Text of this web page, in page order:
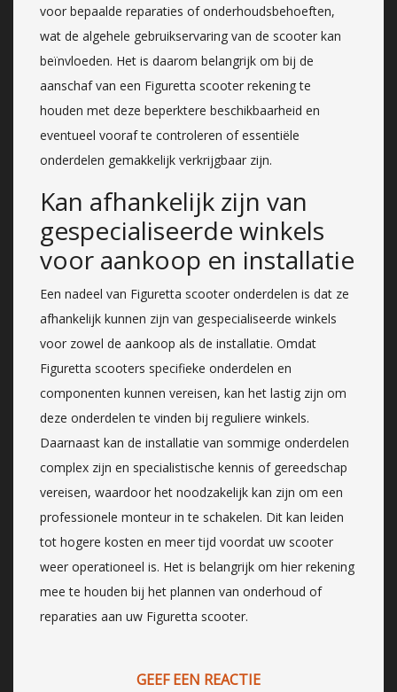
voor bepaalde reparaties of onderhoudsbehoeften,
wat de algehele gebruikservaring van de scooter kan
beïnvloeden. Het is daarom belangrijk om bij de
aanschaf van een Figuretta scooter rekening te
houden met deze beperktere beschikbaarheid en
eventueel vooraf te controleren of essentiële
onderdelen gemakkelijk verkrijgbaar zijn.
Kan afhankelijk zijn van
gespecialiseerde winkels
voor aankoop en installatie
Een nadeel van Figuretta scooter onderdelen is dat ze
afhankelijk kunnen zijn van gespecialiseerde winkels
voor zowel de aankoop als de installatie. Omdat
Figuretta scooters specifieke onderdelen en
componenten kunnen vereisen, kan het lastig zijn om
deze onderdelen te vinden bij reguliere winkels.
Daarnaast kan de installatie van sommige onderdelen
complex zijn en specialistische kennis of gereedschap
vereisen, waardoor het noodzakelijk kan zijn om een
professionele monteur in te schakelen. Dit kan leiden
tot hogere kosten en meer tijd voordat uw scooter
weer operationeel is. Het is belangrijk om hier rekening
mee te houden bij het plannen van onderhoud of
reparaties aan uw Figuretta scooter.
GEEF EEN REACTIE